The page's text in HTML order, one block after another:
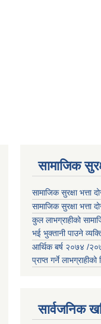
सामाजिक
सामाजिक सुरक्षा भत्ता
सामाजिक सुरक्षा भत्ता
कुल लाभग्राहीको
भई भुक्तानी पाउने
आर्थिक बर्ष २०७४ /
प्राप्त गर्ने लाभग्राहीको
सार्वजनिक